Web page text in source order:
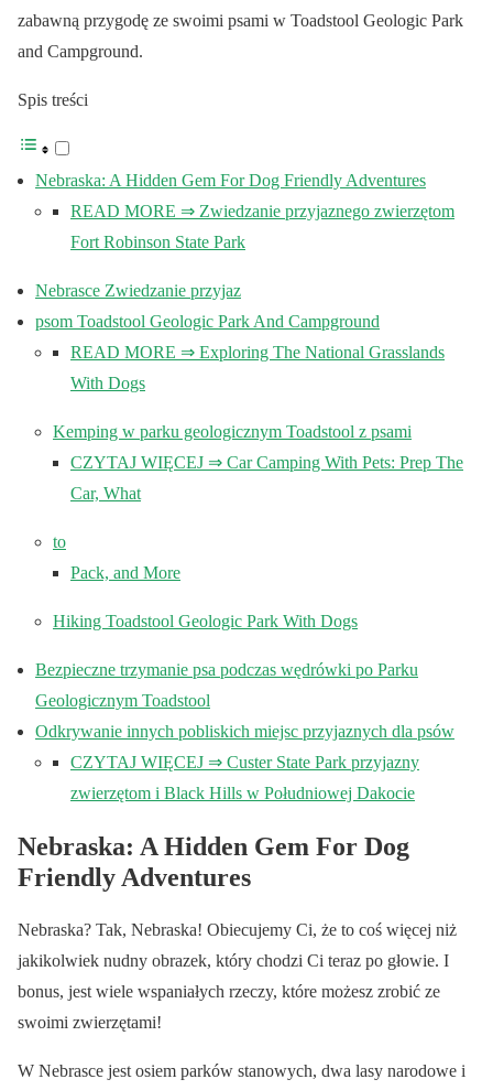
zabawną przygodę ze swoimi psami w Toadstool Geologic Park
and Campground.
Spis treści
Nebraska: A Hidden Gem For Dog Friendly Adventures
READ MORE ⇒ Zwiedzanie przyjaznego zwierzętom
Fort Robinson State Park
Nebrasce Zwiedzanie przyjaz
psom Toadstool Geologic Park And Campground
READ MORE ⇒ Exploring The National Grasslands
With Dogs
Kemping w parku geologicznym Toadstool z psami
CZYTAJ WIĘCEJ ⇒ Car Camping With Pets: Prep The
Car, What
to
Pack, and More
Hiking Toadstool Geologic Park With Dogs
Bezpieczne trzymanie psa podczas wędrówki po Parku
Geologicznym Toadstool
Odkrywanie innych pobliskich miejsc przyjaznych dla psów
CZYTAJ WIĘCEJ ⇒ Custer State Park przyjazny
zwierzętom i Black Hills w Południowej Dakocie
Nebraska: A Hidden Gem For Dog
Friendly Adventures
Nebraska? Tak, Nebraska! Obiecujemy Ci, że to coś więcej niż
jakikolwiek nudny obrazek, który chodzi Ci teraz po głowie. I
bonus, jest wiele wspaniałych rzeczy, które możesz zrobić ze
swoimi zwierzętami!
W Nebrasce jest osiem parków stanowych, dwa lasy narodowe i